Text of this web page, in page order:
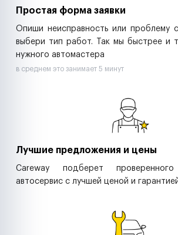
Простая форма заявки
Опиши неисправность или проблему
выбери тип работ. Так мы быстрее и
нужного автомастера
в среднем это занимает 5 минут
Лучшие предложения и цены
Careway подберет
автосервис с лучшей ценой и